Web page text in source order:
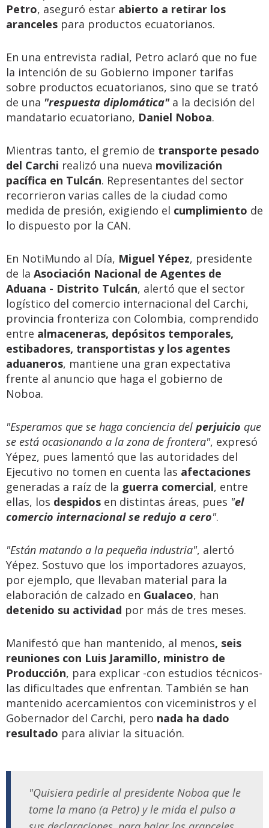
Petro, aseguró estar abierto a retirar los
aranceles para productos ecuatorianos.
En una entrevista radial, Petro aclaró que no fue
la intención de su Gobierno imponer tarifas
sobre productos ecuatorianos, sino que se trató
de una "respuesta diplomática"a la decisión del
mandatario ecuatoriano, Daniel Noboa.
Mientras tanto, el gremio de transporte pesado
del Carchi realizó una nueva movilización
pacífica en Tulcán. Representantes del sector
recorrieron varias calles de la ciudad como
medida de presión, exigiendo el cumplimiento de
lo dispuesto por la CAN.
En NotiMundo al Día, Miguel Yépez, presidente
de la Asociación Nacional de Agentes de
Aduana - Distrito Tulcán, alertó que el sector
logístico del comercio internacional del Carchi,
provincia fronteriza con Colombia, comprendido
entre almaceneras, depósitos temporales,
estibadores, transportistas y los agentes
aduaneros, mantiene una gran expectativa
frente al anuncio que haga el gobierno de
Noboa.
"Esperamos que se haga conciencia del perjuicio que
se está ocasionando a la zona de frontera", expresó
Yépez, pues lamentó que las autoridades del
Ejecutivo no tomen en cuenta las afectaciones
generadas a raíz de la guerra comercial, entre
ellas, los despidos en distintas áreas, pues "el
comercio internacional se redujo a cero".
"Están matando a la pequeña industria", alertó
Yépez. Sostuvo que los importadores azuayos,
por ejemplo, que llevaban material para la
elaboración de calzado en Gualaceo, han
detenido su actividad por más de tres meses.
Manifestó que han mantenido, al menos, seis
reuniones con Luis Jaramillo, ministro de
Producción, para explicar -con estudios técnicos-
las dificultades que enfrentan. También se han
mantenido acercamientos con viceministros y el
Gobernador del Carchi, pero nada ha dado
resultado para aliviar la situación.
"Quisiera pedirle al presidente Noboa que le
tome la mano (a Petro) y le mida el pulso a